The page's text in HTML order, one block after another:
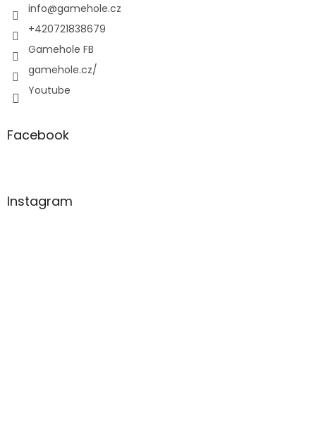
info@gamehole.cz
+420721838679
Gamehole FB
gamehole.cz/
Youtube
Facebook
Instagram